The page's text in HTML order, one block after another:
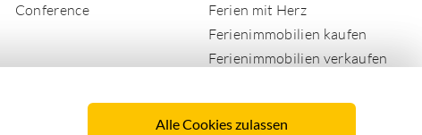
Conference
Ferien mit Herz
Ferienimmobilien kaufen
Ferienimmobilien verkaufen
Datenschutz
Impressum
Alle Cookies zulassen